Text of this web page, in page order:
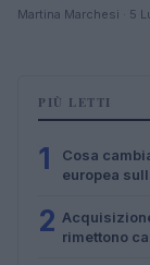
Martina Marchesi · 5
PIÙ LETTI
1
Cosa
europea
2 rimettono